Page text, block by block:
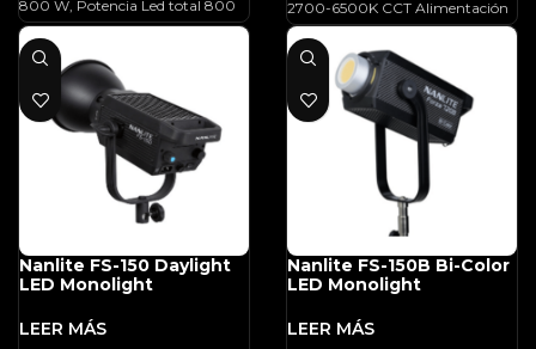
800 W, Potencia Led total 800
w. x 2, iluminancia (con reflector
estándar): 3m-7919lux / 736fc,
5m-3152lux / 293fc, 7m-1714lux /
159 fc, Temperatura de color:
2700 - 6500 K, CRI / TLCI: 95/96,
fuente de alimentación: DC48V /
16,67 A, 100-240V AC, admite
baterías V-Mount (no incluidas).
Regulación de potencia: 0 a
loop, INT Loop, Flash, Pulse,
Storm, TV, Paparazzi,
Explosion auto, Explosión
2700-6500K CCT Alimentación
de CA o de batería
Nanlite FS-150 Daylight
LED Monolight
Nanlite FS-150B Bi-Color
LED Monolight